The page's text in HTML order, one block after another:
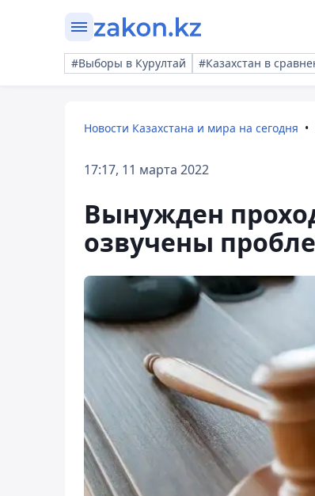
#Выборы в Курултай #Казахстан в
Новости Казахстана и мира на сегодня
17:17, 11 марта 2022
Вынужден
озвучены